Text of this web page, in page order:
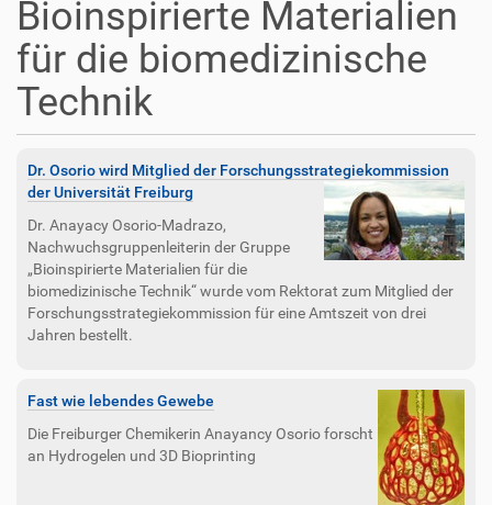
Bioinspirierte Materialien
für die biomedizinische
Technik
Dr. Osorio wird Mitglied der Forschungsstrategiekommission
der Universität Freiburg
Dr. Anayacy Osorio-Madrazo,
Nachwuchsgruppenleiterin der Gruppe
„Bioinspirierte Materialien für die
biomedizinische Technik“ wurde vom Rektorat zum Mitglied der
Forschungsstrategiekommission für eine Amtszeit von drei
Jahren bestellt.
Fast wie lebendes Gewebe
Die Freiburger Chemikerin Anayancy Osorio forscht
an Hydrogelen und 3D Bioprinting